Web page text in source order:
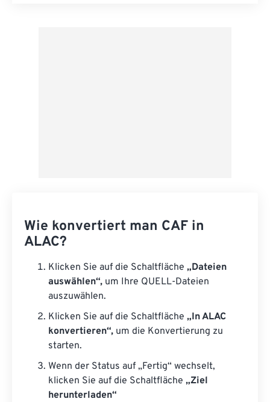
Wie konvertiert man CAF in
ALAC?
Klicken Sie auf die Schaltfläche „Dateien
auswählen“, um Ihre QUELL-Dateien
auszuwählen.
Klicken Sie auf die Schaltfläche „In ALAC
konvertieren“, um die Konvertierung zu
starten.
Wenn der Status auf „Fertig“ wechselt,
klicken Sie auf die Schaltfläche „Ziel
herunterladen“